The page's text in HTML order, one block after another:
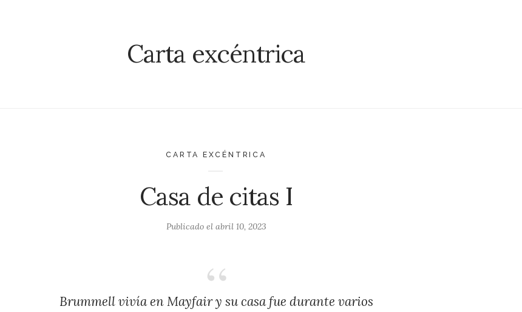
Carta excéntrica
CARTA EXCÉNTRICA
Casa de citas I
Publicado el abril 10, 2023
Brummell vivía en Mayfair y su casa fue durante varios